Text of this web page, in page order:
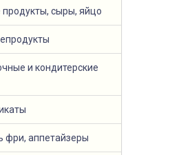
сыры, яйцо
и кондитерские
фри, аппетайзеры